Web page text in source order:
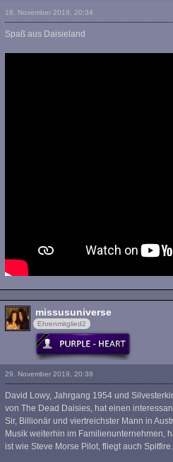
18. November 2019, 20:34
Spaß aus Daisieland
missusuniverse
Ehrenmitglied2
29. November 2019, 20:38
David Lowy, Jahrgang 1954 und
von The Dead Daisies, hat einen
Sir, Billionär und viertreichster Mann in
Musik weiterhin im Familienunternehmen,
ist wie Steve Morse Pilot, fliegt auch Spitfire.